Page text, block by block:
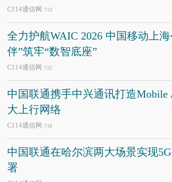
C114通信网 7/23
全力护航WAIC 2026 中国移动上
伴”筑牢“数智底座”
C114通信网 7/22
中国联通携手中兴通讯打造
大上行网络
C114通信网 7/18
中国联通在哈尔滨两大场景实现
署